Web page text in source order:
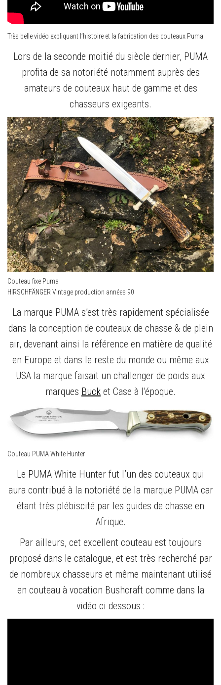
Très belle vidéo expliquant l’histoire et la fabrication des couteaux Puma
Lors de la seconde moitié du siècle dernier, PUMA
profita de sa notoriété notamment auprès des
amateurs de couteaux haut de gamme et des
chasseurs exigeants.
Couteau fixe Puma
HIRSCHFÄNGER Vintage production années 90
La marque PUMA s’est très rapidement spécialisée
dans la conception de couteaux de chasse & de plein
air, devenant ainsi la référence en matière de qualité
en Europe et dans le reste du monde ou même aux
USA la marque faisait un challenger de poids aux
marques Buck et Case à l’époque.
Couteau PUMA White Hunter
Le PUMA White Hunter fut l’un des couteaux qui
aura contribué à la notoriété de la marque PUMA car
étant très plébiscité par les guides de chasse en
Afrique.
Par ailleurs, cet excellent couteau est toujours
proposé dans le catalogue, et est très recherché par
de nombreux chasseurs et même maintenant utilisé
en couteau à vocation Bushcraft comme dans la
vidéo ci dessous :